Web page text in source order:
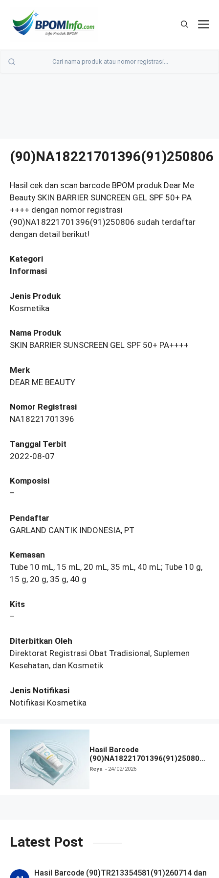
(90)NA18221701396(91)250806
Hasil cek dan scan barcode BPOM produk Dear Me
Beauty SKIN BARRIER SUNCREEN GEL SPF 50+ PA
++++ dengan nomor registrasi
(90)NA18221701396(91)250806 sudah terdaftar
dengan detail berikut!
Kategori
Informasi
Jenis Produk
Kosmetika
Nama Produk
SKIN BARRIER SUNSCREEN GEL SPF 50+ PA++++
Merk
DEAR ME BEAUTY
Nomor Registrasi
NA18221701396
Tanggal Terbit
2022-08-07
Komposisi
–
Pendaftar
GARLAND CANTIK INDONESIA, PT
Kemasan
Tube 10 mL, 15 mL, 20 mL, 35 mL, 40 mL; Tube 10 g,
15 g, 20 g, 35 g, 40 g
Kits
–
Diterbitkan Oleh
Direktorat Registrasi Obat Tradisional, Suplemen
Kesehatan, dan Kosmetik
Jenis Notifikasi
Notifikasi Kosmetika
Hasil Barcode
(90)NA18221701396(91)250806
Dan Izin BPOM
Reya 24/02/2026
Latest Post
Hasil Barcode (90)TR213354581(91)260714 dan